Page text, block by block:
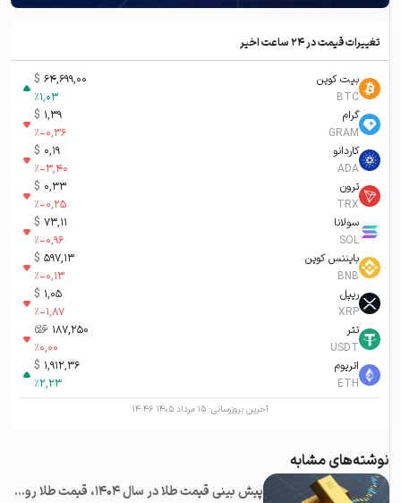
تغییرات قیمت در ۲۴ ساعت اخیر
بیت کوین
BTC
64,699,00
$
%1,03
گرام
GRAM
1,39
$
%-0,36
کاردانو
ADA
0,19
$
%-3,40
ترون
TRX
0,33
$
%-0,25
سولانا
SOL
73,11
$
%-0,96
بایننس کوین
BNB
597,13
$
%-0,13
ریپل
XRP
1,05
$
%-1,87
تتر
USDT
187,250 تومان-ء
%0,00
اتریوم
ETH
1,912,36
$
%2,23
آخرین بروزرسانی:۱۵ مرداد ۱۴۰۵ ۱۴:۴۶
نوشته‌های مشابه
پیش بینی قیمت طلا در سال 1404، قیمت طلا روبه افزایش است یا کاهش؟